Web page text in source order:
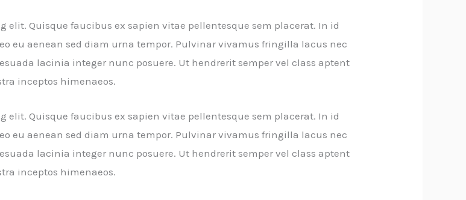
elit. Quisque faucibus ex sapien vitae pellentesque sem placerat. In id
eu aenean sed diam urna tempor. Pulvinar vivamus fringilla lacus nec
lacinia integer nunc posuere. Ut hendrerit semper vel class aptent
inceptos himenaeos.
elit. Quisque faucibus ex sapien vitae pellentesque sem placerat. In id
eu aenean sed diam urna tempor. Pulvinar vivamus fringilla lacus nec
lacinia integer nunc posuere. Ut hendrerit semper vel class aptent
inceptos himenaeos.